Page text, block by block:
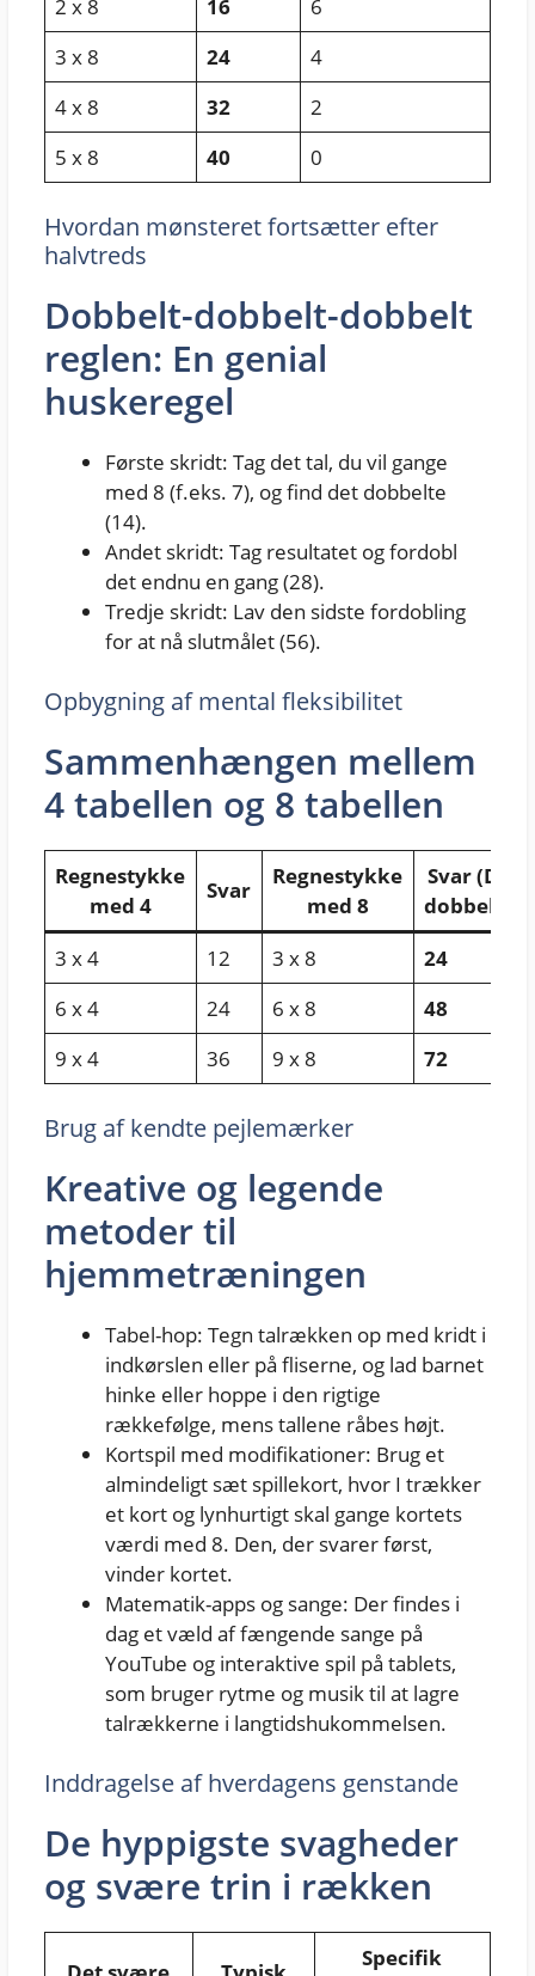
2 x 8
16
6
3 x 8
24
4
4 x 8
32
2
5 x 8
40 0
Hvordan mønsteret fortsætter efter
halvtreds
Dobbelt-dobbelt-dobbelt
reglen: En genial
huskeregel
Første skridt: Tag det tal, du vil gange
med 8 (f.eks. 7), og find det dobbelte
(14).
Andet skridt: Tag resultatet og fordobl
det endnu en gang (28).
Tredje skridt: Lav den sidste fordobling
for at nå slutmålet (56).
Opbygning af mental fleksibilitet
Sammenhængen mellem
4 tabellen og 8 tabellen
Regnestykke
med 4
Svar
Regnestykke
med 8
Svar (Det
dobbelte)
3 x 4
12 3 x 8
24
6 x 4
24 6 x 8
48
9 x 4
36 9 x 8 72
Brug af kendte pejlemærker
Kreative og legende
metoder til
hjemmetræningen
Tabel-hop: Tegn talrækken op med kridt i
indkørslen eller på fliserne, og lad barnet
hinke eller hoppe i den rigtige
rækkefølge, mens tallene råbes højt.
Kortspil med modifikationer: Brug et
almindeligt sæt spillekort, hvor I trækker
et kort og lynhurtigt skal gange kortets
værdi med 8. Den, der svarer først,
vinder kortet.
Matematik-apps og sange: Der findes i
dag et væld af fængende sange på
YouTube og interaktive spil på tablets,
som bruger rytme og musik til at lagre
talrækkerne i langtidshukommelsen.
Inddragelse af hverdagens genstande
De hyppigste svagheder
og svære trin i rækken
Specifik